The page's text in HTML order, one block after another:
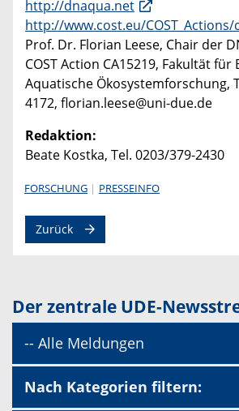
http://dnaqua.net
http://www.cost.eu/COST_Actions/
Prof. Dr. Florian Leese, Chair der
COST Action CA15219, Fakultät für
Aquatische Ökosystemforschung,
4172, florian.leese@uni-due.de
Redaktion:
Beate Kostka, Tel. 0203/379-2430
FORSCHUNG PRESSEINFO
Zurück
Der zentrale UDE-
-- Alle Meldungen
Nach Kategorien filtern: